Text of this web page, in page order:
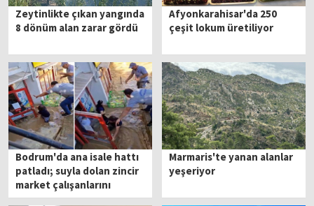
Zeytinlikte çıkan yangında
8 dönüm alan zarar gördü
Afyonkarahisar'da 250
çeşit lokum üretiliyor
Bodrum'da ana isale hattı
patladı; suyla dolan zincir
market çalışanlarını
vatandaşlar kurtardı
Marmaris'te yanan alanlar
yeşeriyor